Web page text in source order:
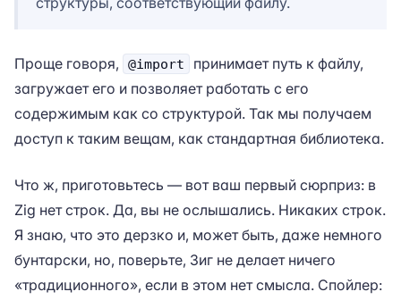
Проще говоря, @import
принимает путь к файлу,
загружает его и позволяет работать с его
содержимым как со структурой. Так мы получаем
доступ к таким вещам, как стандартная библиотека.
Что ж, приготовьтесь — вот ваш первый сюрприз: в
Zig нет строк. Да, вы не ослышались. Никаких строк.
Я знаю, что это дерзко и, может быть, даже немного
бунтарски, но, поверьте, Зиг не делает ничего
«традиционного», если в этом нет смысла. Спойлер: